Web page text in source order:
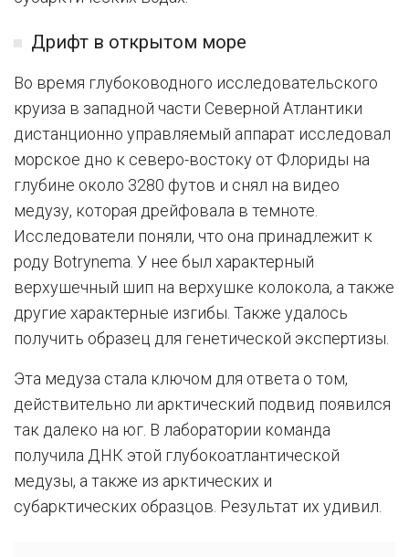
Дрифт в открытом море
Во время глубоководного исследовательского
круиза в западной части Северной Атлантики
дистанционно управляемый аппарат исследовал
морское дно к северо-востоку от Флориды на
глубине около 3280 футов и снял на видео
медузу, которая дрейфовала в темноте.
Исследователи поняли, что она принадлежит к
роду Botrynema. У нее был характерный
верхушечный шип на верхушке колокола, а также
другие характерные изгибы. Также удалось
получить образец для генетической экспертизы.
Эта медуза стала ключом для ответа о том,
действительно ли арктический подвид появился
так далеко на юг. В лаборатории команда
получила ДНК этой глубокоатлантической
медузы, а также из арктических и
субарктических образцов. Результат их удивил.